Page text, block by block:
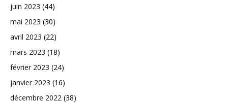
juin 2023 (44)
mai 2023 (30)
avril 2023 (22)
mars 2023 (18)
février 2023 (24)
janvier 2023 (16)
décembre 2022 (38)